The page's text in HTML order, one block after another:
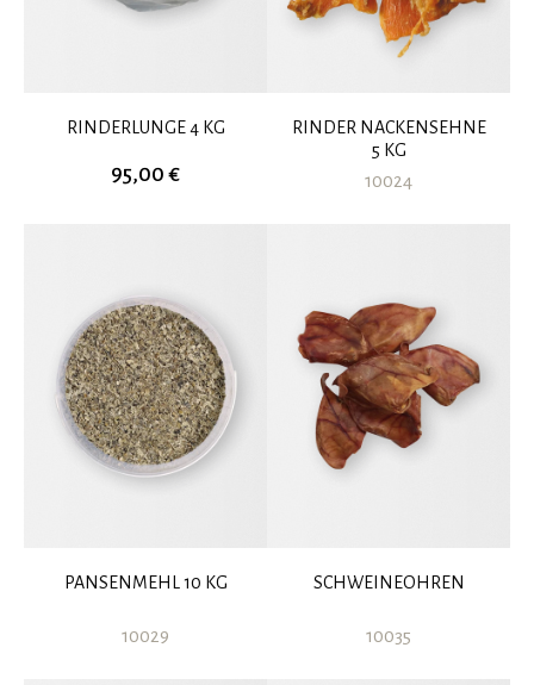
RINDERLUNGE 4 KG
95,00 €
RINDER NACKENSEHNE
5 KG
10024
PANSENMEHL 10 KG
10029
SCHWEINEOHREN
10035